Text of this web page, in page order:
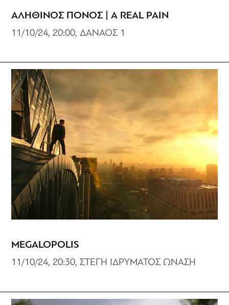
ΑΛΗΘΙΝΟΣ ΠΟΝΟΣ | A REAL PAIN
11/10/24, 20:00, ΔΑΝΑΟΣ 1
MEGALOPOLIS
11/10/24, 20:30, ΣΤΕΓΗ ΙΔΡΥΜΑΤΟΣ ΩΝΑΣΗ